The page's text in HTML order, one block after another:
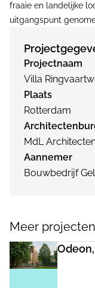
fraaie en landelijke
uitgangspunt
Projectnaam
Villa
Plaats
Rotterdam
MdL
Aannemer
Bouwbedrijf
Meer projecten